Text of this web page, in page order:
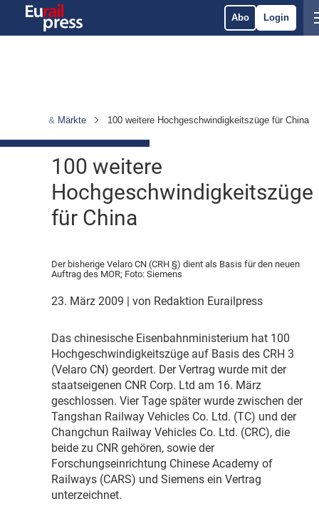
Abo Login
& Märkte 100 weitere Hochgeschwindigkeitszüge für China
100 weitere
Hochgeschwindigkeitszüge
für China
Der bisherige Velaro CN (CRH §) dient als Basis für den neuen
Auftrag des MOR; Foto: Siemens
23. März 2009 | von Redaktion Eurailpress
Das chinesische Eisenbahnministerium hat 100
Hochgeschwindigkeitszüge auf Basis des CRH 3
(Velaro CN) geordert. Der Vertrag wurde mit der
staatseigenen CNR Corp. Ltd am 16. März
geschlossen. Vier Tage später wurde zwischen der
Tangshan Railway Vehicles Co. Ltd. (TC) und der
Changchun Railway Vehicles Co. Ltd. (CRC), die
beide zu CNR gehören, sowie der
Forschungseinrichtung Chinese Academy of
Railways (CARS) und Siemens ein Vertrag
unterzeichnet.